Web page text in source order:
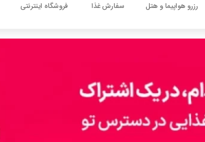
رزرو هواپیما و هتل سفارش غذا فروشگاه اینترنتی